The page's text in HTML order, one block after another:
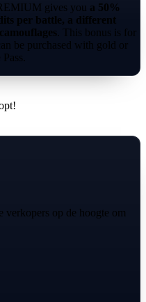
gives you a 50%
per battle, a different
. This bonus is for
be purchased with gold or
verkopers op de hoogte om